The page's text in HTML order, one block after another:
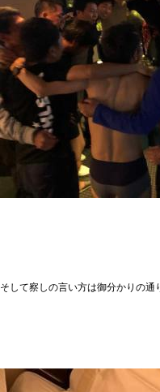
そして察しの言い方は御分かりの